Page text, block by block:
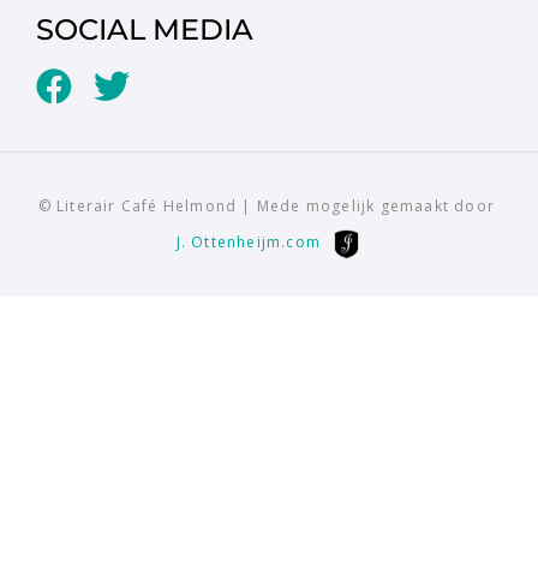
SOCIAL MEDIA
© Literair Café Helmond | Mede mogelijk gemaakt door
J. Ottenheijm.com